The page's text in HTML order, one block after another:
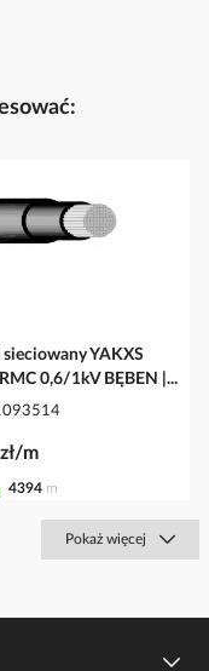
sieciowany YAKXS
0,6/1kV BĘBEN |...
m
4394 m
Pokaż więcej